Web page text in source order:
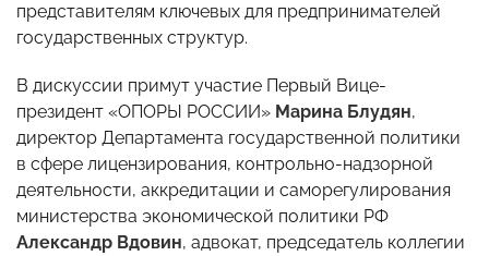
представителям ключевых для предпринимателей
государственных структур.
В дискуссии примут участие Первый Вице-
президент «ОПОРЫ РОССИИ» Марина Блудян,
директор Департамента государственной политики
в сфере лицензирования, контрольно-надзорной
деятельности, аккредитации и саморегулирования
министерства экономической политики РФ
Александр Вдовин, адвокат, председатель коллегии